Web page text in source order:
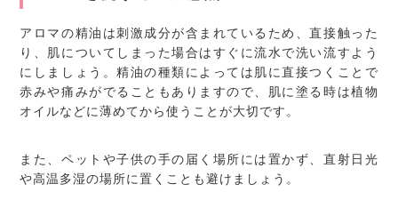
アロマの精油は刺激成分が含まれているため、直接触った
り、肌についてしまった場合はすぐに流水で洗い流すよう
にしましょう。精油の種類によっては肌に直接つくことで
赤みや痛みがでることもありますので、肌に塗る時は植物
オイルなどに薄めてから使うことが大切です。
また、ペットや子供の手の届く場所には置かず、直射日光
や高温多湿の場所に置くことも避けましょう。